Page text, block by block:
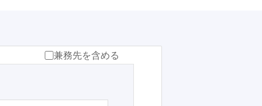
兼務先を含める